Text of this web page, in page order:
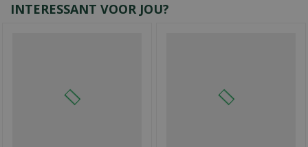
INTERESSANT VOOR JOU?